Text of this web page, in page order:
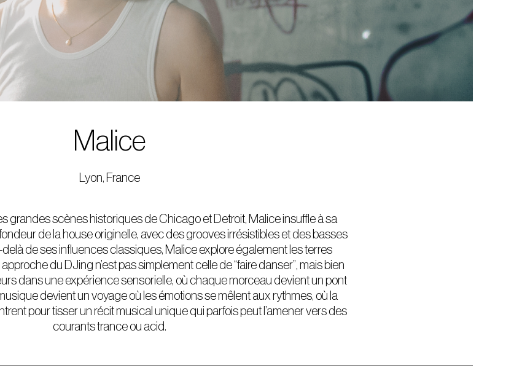
Malice
Lyon, France
grandes scènes historiques de Chicago et Detroit, Malice insuffle à sa
de la house originelle, avec des grooves irrésistibles et des basses
de ses influences classiques, Malice explore également les terres
du DJing n’est pas simplement celle de “faire danser”, mais bien
dans une expérience sensorielle, où chaque morceau devient un pont
devient un voyage où les émotions se mêlent aux rythmes, où la
pour tisser un récit musical unique qui parfois peut l’amener vers des
courants trance ou acid.